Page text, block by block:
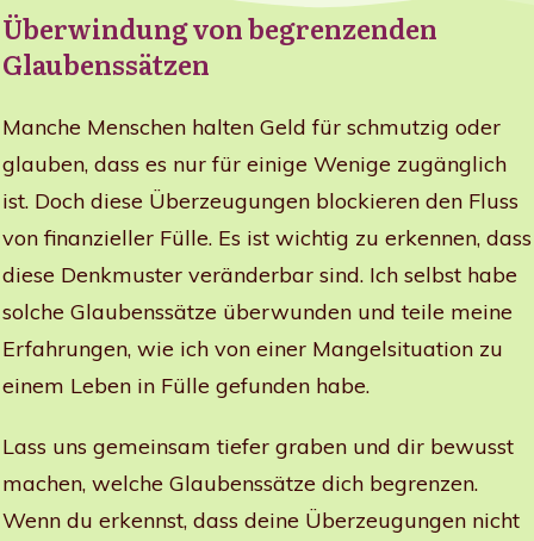
Überwindung von begrenzenden
Glaubenssätzen
Manche Menschen halten Geld für schmutzig oder
glauben, dass es nur für einige Wenige zugänglich
ist. Doch diese Überzeugungen blockieren den Fluss
von finanzieller Fülle. Es ist wichtig zu erkennen, dass
diese Denkmuster veränderbar sind. Ich selbst habe
solche Glaubenssätze überwunden und teile meine
Erfahrungen, wie ich von einer Mangelsituation zu
einem Leben in Fülle gefunden habe.
Lass uns gemeinsam tiefer graben und dir bewusst
machen, welche Glaubenssätze dich begrenzen.
Wenn du erkennst, dass deine Überzeugungen nicht